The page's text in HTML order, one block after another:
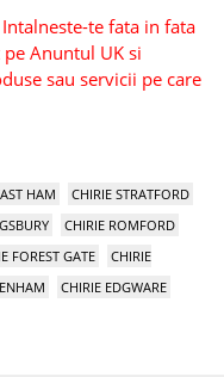
te fata in fata
Anuntul UK si
sau servicii pe care
HAM
CHIRIE STRATFORD
CHIRIE ROMFORD
FOREST GATE
CHIRIE
CHIRIE EDGWARE